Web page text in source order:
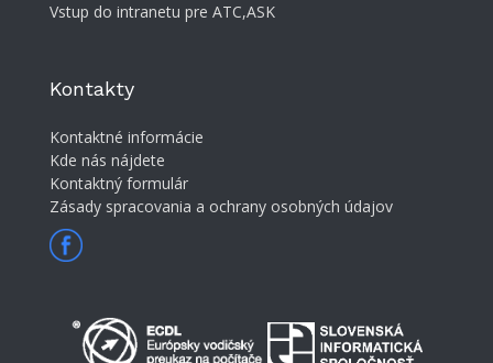
Vstup do intranetu pre ATC,ASK
Kontakty
Kontaktné informácie
Kde nás nájdete
Kontaktný formulár
Zásady spracovania a ochrany osobných údajov